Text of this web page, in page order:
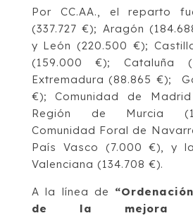
Por CC.AA., el reparto
(337.727 €); Aragón
y León (220.500 €);
(159.000 €); Cataluña
Extremadura (88.865 €);
€); Comunidad de
Región de Murcia
Comunidad Foral de
País Vasco (7.000 €), y
Valenciana (134.708 €).
A la línea de
de la mejora